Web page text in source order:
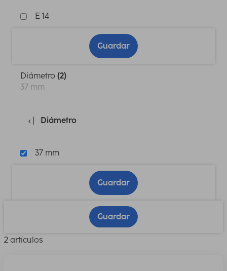
E 14
Guardar
Diámetro (2)
37 mm
Diámetro
37 mm
Guardar
Guardar
2 artículos